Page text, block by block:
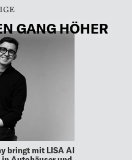
GANG HÖHER
bringt mit LISA AI